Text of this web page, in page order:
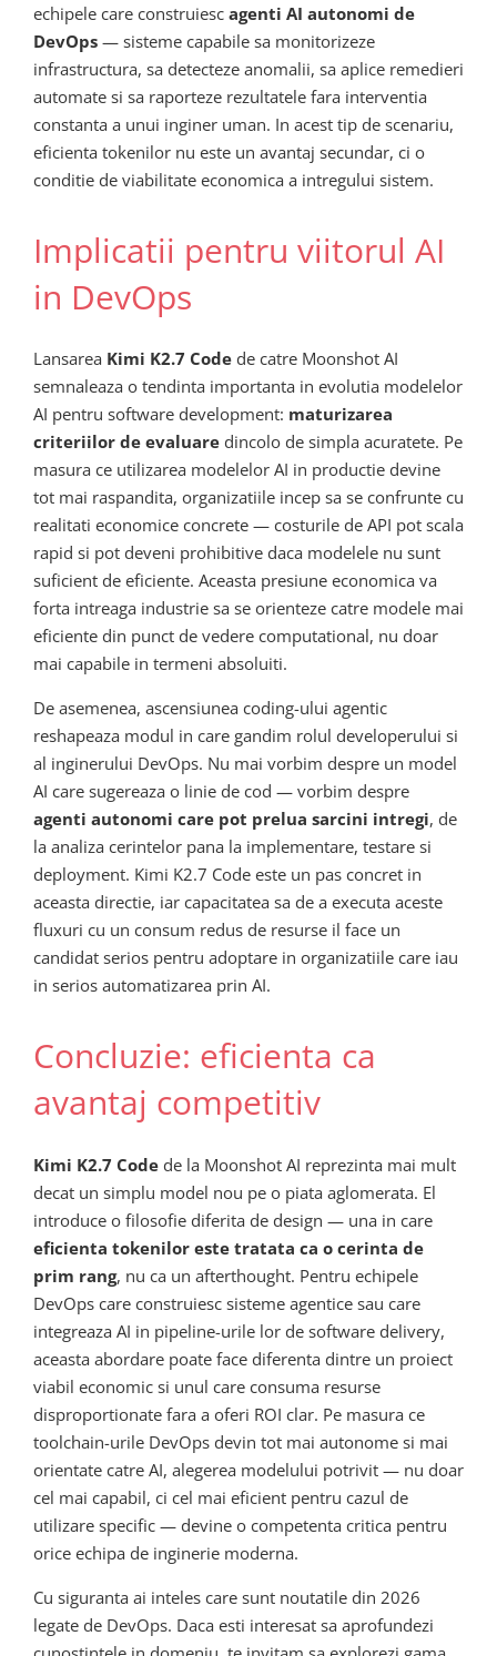
echipele care construiesc agenti AI autonomi de
DevOps — sisteme capabile sa monitorizeze
infrastructura, sa detecteze anomalii, sa aplice remedieri
automate si sa raporteze rezultatele fara interventia
constanta a unui inginer uman. In acest tip de scenariu,
eficienta tokenilor nu este un avantaj secundar, ci o
conditie de viabilitate economica a intregului sistem.
Implicatii pentru viitorul AI
in DevOps
Lansarea Kimi K2.7 Code de catre Moonshot AI
semnaleaza o tendinta importanta in evolutia modelelor
AI pentru software development: maturizarea
criteriilor de evaluare dincolo de simpla acuratete. Pe
masura ce utilizarea modelelor AI in productie devine
tot mai raspandita, organizatiile incep sa se confrunte cu
realitati economice concrete — costurile de API pot scala
rapid si pot deveni prohibitive daca modelele nu sunt
suficient de eficiente. Aceasta presiune economica va
forta intreaga industrie sa se orienteze catre modele mai
eficiente din punct de vedere computational, nu doar
mai capabile in termeni absoluiti.
De asemenea, ascensiunea coding-ului agentic
reshapeaza modul in care gandim rolul developerului si
al inginerului DevOps. Nu mai vorbim despre un model
AI care sugereaza o linie de cod — vorbim despre
agenti autonomi care pot prelua sarcini intregi, de
la analiza cerintelor pana la implementare, testare si
deployment. Kimi K2.7 Code este un pas concret in
aceasta directie, iar capacitatea sa de a executa aceste
fluxuri cu un consum redus de resurse il face un
candidat serios pentru adoptare in organizatiile care iau
in serios automatizarea prin AI.
Concluzie: eficienta ca
avantaj competitiv
Kimi K2.7 Code de la Moonshot AI reprezinta mai mult
decat un simplu model nou pe o piata aglomerata. El
introduce o filosofie diferita de design — una in care
eficienta tokenilor este tratata ca o cerinta de
prim rang, nu ca un afterthought. Pentru echipele
DevOps care construiesc sisteme agentice sau care
integreaza AI in pipeline-urile lor de software delivery,
aceasta abordare poate face diferenta dintre un proiect
viabil economic si unul care consuma resurse
disproportionate fara a oferi ROI clar. Pe masura ce
toolchain-urile DevOps devin tot mai autonome si mai
orientate catre AI, alegerea modelului potrivit — nu doar
cel mai capabil, ci cel mai eficient pentru cazul de
utilizare specific — devine o competenta critica pentru
orice echipa de inginerie moderna.
Cu siguranta ai inteles care sunt noutatile din 2026
legate de DevOps. Daca esti interesat sa aprofundezi